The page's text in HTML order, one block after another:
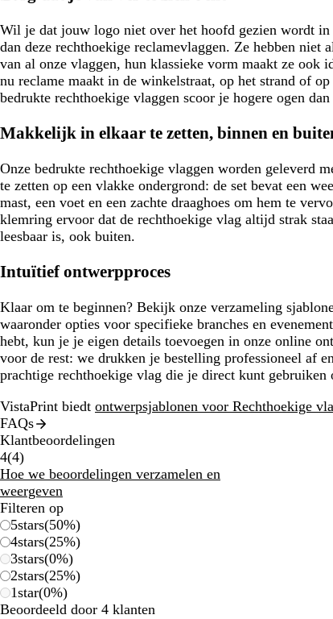
Wil je dat jouw logo niet over het hoofd gezien wordt in
dan deze rechthoekige reclamevlaggen. Ze hebben niet
van al onze vlaggen, hun klassieke vorm maakt ze ook
nu reclame maakt in de winkelstraat, op het strand of
bedrukte rechthoekige vlaggen scoor je hogere ogen
Makkelijk in elkaar te zetten, binnen en
Onze bedrukte rechthoekige vlaggen worden geleverd
te zetten op een vlakke ondergrond: de set bevat een
mast, een voet en een zachte draaghoes om hem te
klemring ervoor dat de rechthoekige vlag altijd strak
leesbaar is, ook buiten.
Intuïtief ontwerpproces
Klaar om te beginnen? Bekijk onze verzameling
waaronder opties voor specifieke branches en
hebt, kun je je eigen details toevoegen in onze online
voor de rest: we drukken je bestelling professioneel af
prachtige rechthoekige vlag die je direct kunt gebruiken
VistaPrint biedt ontwerpsjablonen voor Rechthoekige
FAQs
Klantbeoordelingen
4(44
beoordelingen
)
Hoe we beoordelingen verzamelen en
weergeven
Filteren op
5stars(50%)
4stars(25%)
3stars(0%)
2stars(25%)
1star(0%)
Beoordeeld door 4 klanten